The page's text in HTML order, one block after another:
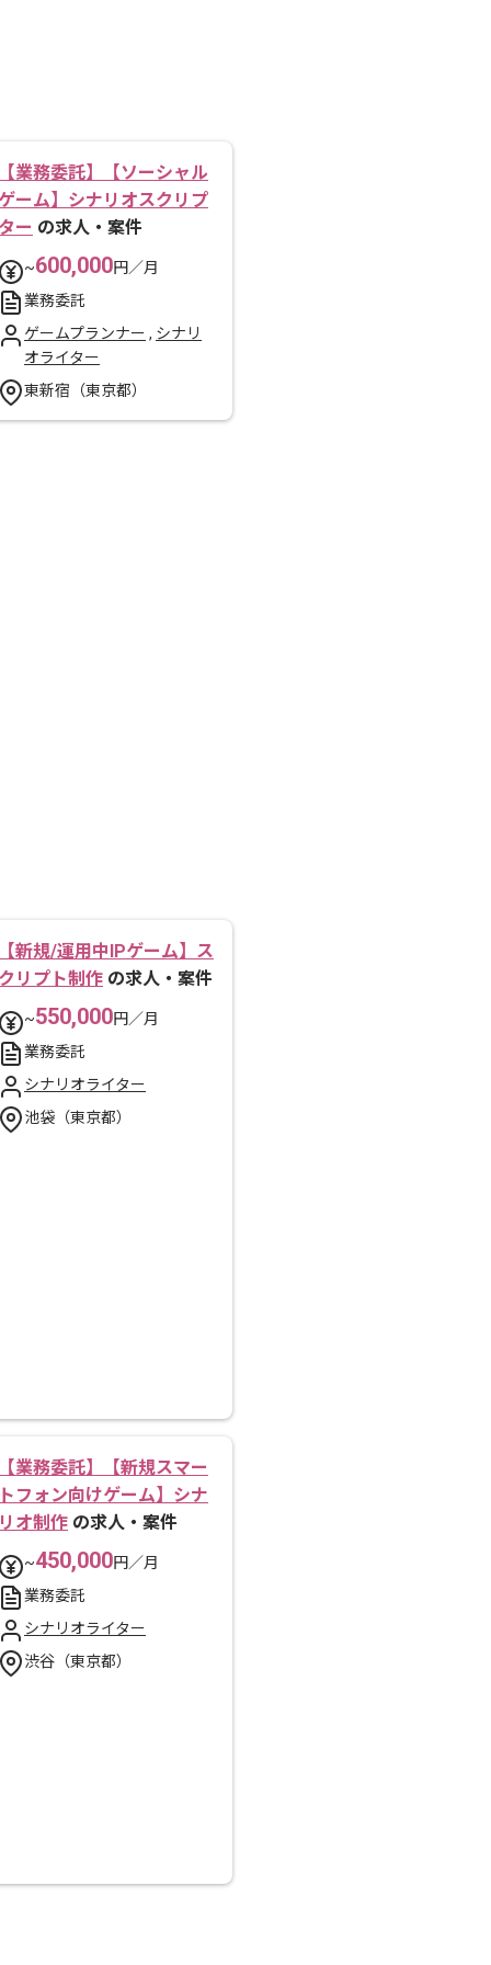
【業務委託】【ソーシャル
ゲーム】シナリオスクリプ
ター の求人・案件
~600,000円／月
業務委託
ゲームプランナー , シナリ
オライター
東新宿（東京都）
【新規/運用中IPゲーム】ス
クリプト制作 の求人・案件
~550,000円／月
業務委託
シナリオライター
池袋（東京都）
【業務委託】【新規スマー
トフォン向けゲーム】シナ
リオ制作 の求人・案件
~450,000円／月
業務委託
シナリオライター
渋谷（東京都）